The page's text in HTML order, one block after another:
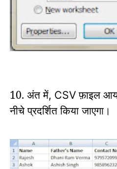
10. अंत में, CSVफ़ाइल
नीचे प्रदर्शित किया जाएगा।